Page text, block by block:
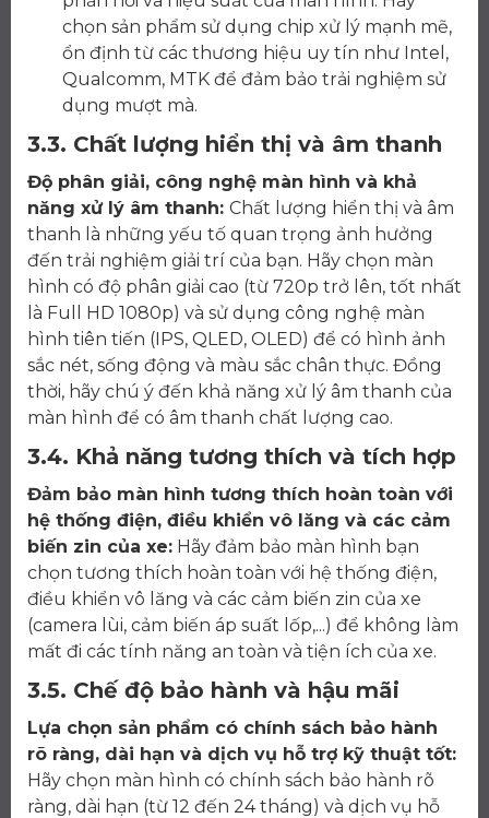
chọn sản phẩm sử dụng chip xử lý mạnh mẽ,
ổn định từ các thương hiệu uy tín như Intel,
Qualcomm, MTK để đảm bảo trải nghiệm sử
dụng mượt mà.
3.3. Chất lượng hiển thị và âm thanh
Độ phân giải, công nghệ màn hình và khả
năng xử lý âm thanh: Chất lượng hiển thị và âm
thanh là những yếu tố quan trọng ảnh hưởng
đến trải nghiệm giải trí của bạn. Hãy chọn màn
hình có độ phân giải cao (từ 720p trở lên, tốt nhất
là Full HD 1080p) và sử dụng công nghệ màn
hình tiên tiến (IPS, QLED, OLED) để có hình ảnh
sắc nét, sống động và màu sắc chân thực. Đồng
thời, hãy chú ý đến khả năng xử lý âm thanh của
màn hình để có âm thanh chất lượng cao.
3.4. Khả năng tương thích và tích hợp
Đảm bảo màn hình tương thích hoàn toàn với
hệ thống điện, điều khiển vô lăng và các cảm
biến zin của xe: Hãy đảm bảo màn hình bạn
chọn tương thích hoàn toàn với hệ thống điện,
điều khiển vô lăng và các cảm biến zin của xe
(camera lùi, cảm biến áp suất lốp,...) để không làm
mất đi các tính năng an toàn và tiện ích của xe.
3.5. Chế độ bảo hành và hậu mãi
Lựa chọn sản phẩm có chính sách bảo hành
rõ ràng, dài hạn và dịch vụ hỗ trợ kỹ thuật tốt:
Hãy chọn màn hình có chính sách bảo hành rõ
ràng, dài hạn (từ 12 đến 24 tháng) và dịch vụ hỗ